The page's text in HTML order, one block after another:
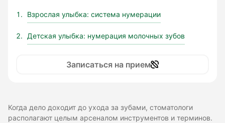
Взрослая улыбка: система нумерации
Детская улыбка: нумерация молочных зубов
Записаться на прием
Когда дело доходит до ухода за зубами, стоматологи
располагают целым арсеналом инструментов и терминов.